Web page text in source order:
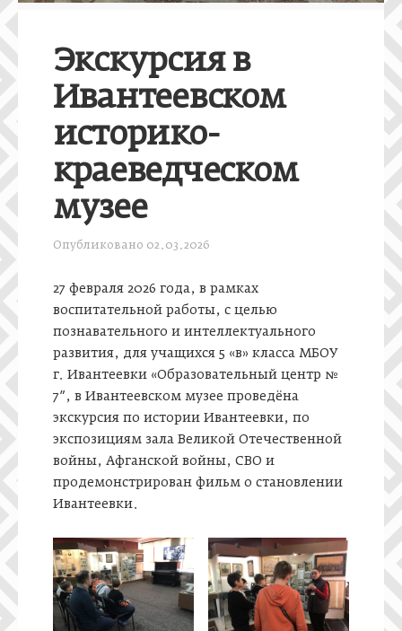
Экскурсия в
Ивантеевском
историко-
краеведческом
музее
Опубликовано 02.03.2026
27 февраля 2026 года, в рамках
воспитательной работы, с целью
познавательного и интеллектуального
развития, для учащихся 5 «в» класса МБОУ
г. Ивантеевки «Образовательный центр №
7″, в Ивантеевском музее проведёна
экскурсия по истории Ивантеевки, по
экспозициям зала Великой Отечественной
войны, Афганской войны, СВО и
продемонстрирован фильм о становлении
Ивантеевки.